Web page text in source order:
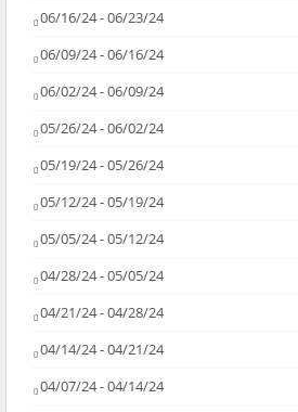
06/16/24 - 06/23/24
06/09/24 - 06/16/24
06/02/24 - 06/09/24
05/26/24 - 06/02/24
05/19/24 - 05/26/24
05/12/24 - 05/19/24
05/05/24 - 05/12/24
04/28/24 - 05/05/24
04/21/24 - 04/28/24
04/14/24 - 04/21/24
04/07/24 - 04/14/24